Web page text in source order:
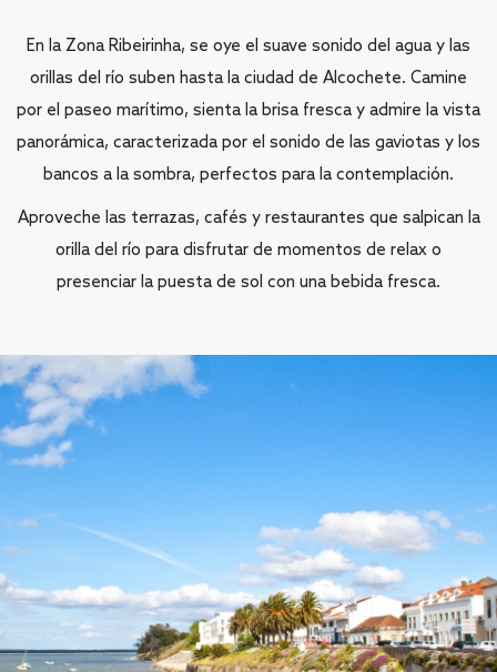
En la Zona Ribeirinha, se oye el suave sonido del agua y las
orillas del río suben hasta la ciudad de Alcochete. Camine
por el paseo marítimo, sienta la brisa fresca y admire la vista
panorámica, caracterizada por el sonido de las gaviotas y los
bancos a la sombra, perfectos para la contemplación.
Aproveche las terrazas, cafés y restaurantes que salpican la
orilla del río para disfrutar de momentos de relax o
presenciar la puesta de sol con una bebida fresca.